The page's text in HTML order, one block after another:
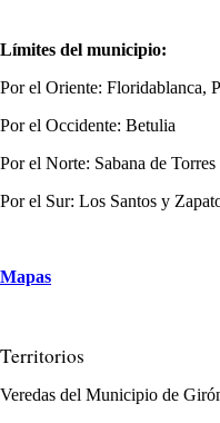
Límites del municipio:
Por el Oriente: Floridablanca,
Por el Occidente: Betulia
Por el Norte: Sabana de
Por el Sur: Los Santos y
Mapas​​
Territorios
Veredas del Municipio de